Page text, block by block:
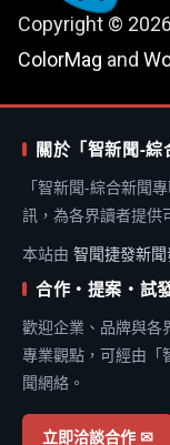
Copyright © 2026
ColorMag and
關於「智新聞-綜
「智新聞-綜合新聞
訊，為各界讀者提供
本站由 智聞捷發新
合作・提案・試
歡迎企業、品牌與各
專業觀點，可經由「
聞網絡。
立即洽談合作 ✉